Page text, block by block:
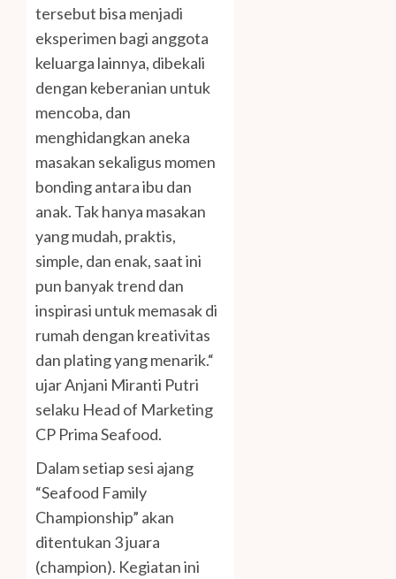
tersebut bisa menjadi
eksperimen bagi anggota
keluarga lainnya, dibekali
dengan keberanian untuk
mencoba, dan
menghidangkan aneka
masakan sekaligus momen
bonding antara ibu dan
anak. Tak hanya masakan
yang mudah, praktis,
simple, dan enak, saat ini
pun banyak trend dan
inspirasi untuk memasak di
rumah dengan kreativitas
dan plating yang menarik.“
ujar Anjani Miranti Putri
selaku Head of Marketing
CP Prima Seafood.
Dalam setiap sesi ajang
“Seafood Family
Championship” akan
ditentukan 3 juara
(champion). Kegiatan ini